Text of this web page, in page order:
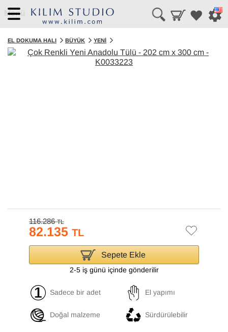
Menü
EL DOKUMA HALI BÜYÜK YENI
116.286TL
82.135 TL
Sepete Ekle
2-5 iş günü içinde gönderilir
Sadece bir adet El yapımı
Doğal malzeme Sürdürülebilir